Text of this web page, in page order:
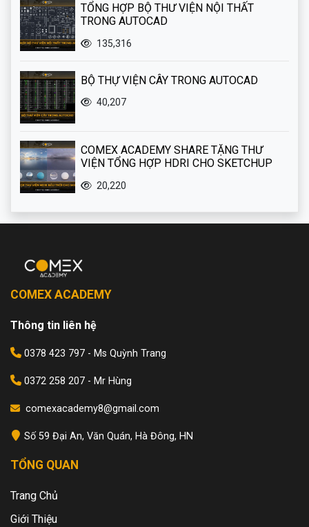
TỔNG HỢP BỘ THƯ VIỆN NỘI THẤT
TRONG AUTOCAD
135,316
BỘ THỰ VIỆN CÂY TRONG AUTOCAD
40,207
COMEX ACADEMY SHARE TẶNG THƯ
VIỆN TỔNG HỢP HDRI CHO SKETCHUP
20,220
COMEX ACADEMY
Thông tin liên hệ
0378 423 797 - Ms Quỳnh Trang
0372 258 207 - Mr Hùng
comexacademy8@gmail.com
Số 59 Đại An, Văn Quán, Hà Đông, HN
TỔNG QUAN
Trang Chủ
Giới Thiệu